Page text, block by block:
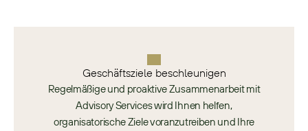
Geschäftsziele beschleunigen
Regelmäßige und proaktive Zusammenarbeit mit
Advisory Services wird Ihnen helfen,
organisatorische Ziele voranzutreiben und Ihre